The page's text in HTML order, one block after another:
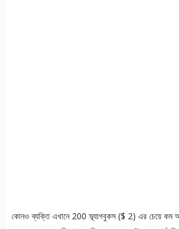
কোনও ব্যক্তি এখানে 200 স্ব্যাগবুকস ($ 2) এর চেয়ে কম